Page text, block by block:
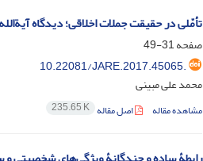
تأمّلی در حقیقت جملات اخلاقی؛ دیدگاه
صفحه31-49
10.22081/JARE.2017.45065.
محمد علی مبینی
مشاهده مقاله اصل مقاله 235.65 K